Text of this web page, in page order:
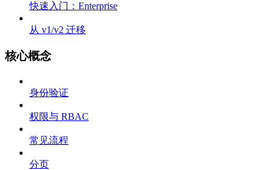
快速入门：Enterprise
从 v1/v2 迁移
核心概念
身份验证
权限与 RBAC
常见流程
分页